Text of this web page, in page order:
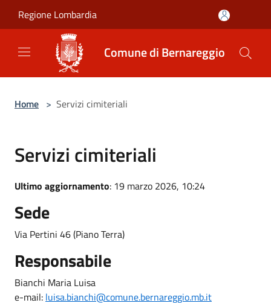
Regione Lombardia
Comune di Bernareggio
Home > Servizi cimiteriali
Servizi cimiteriali
Ultimo aggiornamento: 19 marzo 2026, 10:24
Sede
Via Pertini 46 (Piano Terra)
Responsabile
Bianchi Maria Luisa
e-mail: luisa.bianchi@comune.bernareggio.mb.it